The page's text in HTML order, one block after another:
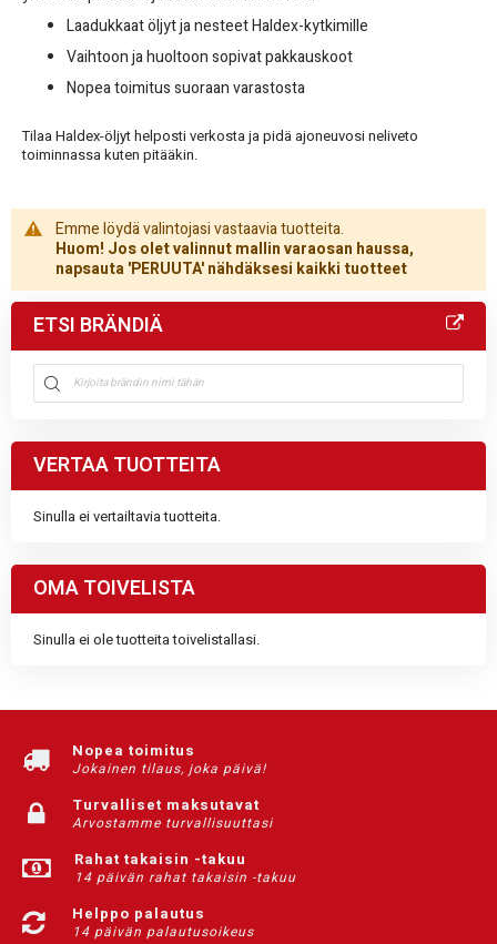
Laadukkaat öljyt ja nesteet Haldex-kytkimille
Vaihtoon ja huoltoon sopivat pakkauskoot
Nopea toimitus suoraan varastosta
Tilaa Haldex-öljyt helposti verkosta ja pidä ajoneuvosi neliveto
toiminnassa kuten pitääkin.
Emme löydä valintojasi vastaavia tuotteita.
Huom! Jos olet valinnut mallin varaosan haussa,
napsauta 'PERUUTA' nähdäksesi kaikki tuotteet
ETSI BRÄNDIÄ
VERTAA TUOTTEITA
Sinulla ei vertailtavia tuotteita.
OMA TOIVELISTA
Sinulla ei ole tuotteita toivelistallasi.
Nopea toimitus
Jokainen tilaus, joka päivä!
Turvalliset maksutavat
Arvostamme turvallisuuttasi
Rahat takaisin -takuu
14 päivän rahat takaisin -takuu
Helppo palautus
14 päivän palautusoikeus